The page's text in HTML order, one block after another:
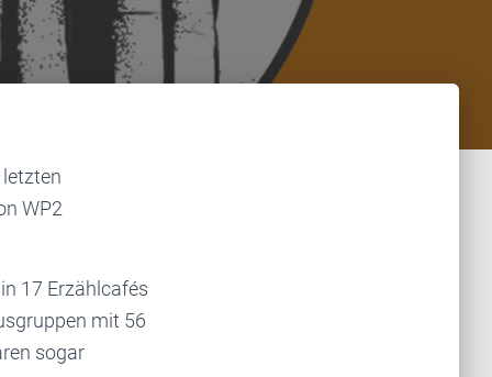
WP2
17 Erzählcafés
mit 56
sogar